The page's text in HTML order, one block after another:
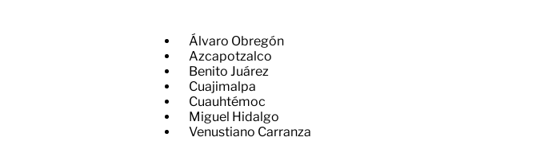
Álvaro Obregón
Azcapotzalco
Benito Juárez
Cuajimalpa
Cuauhtémoc
Miguel Hidalgo
Venustiano Carranza